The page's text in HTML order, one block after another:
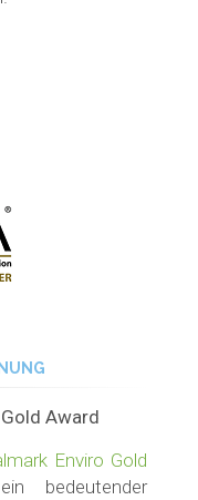
Award
Enviro Gold
bedeutender